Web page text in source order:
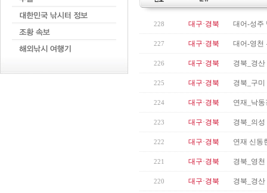
228 대구·경북 대어-성주
227 대구·경북 대어-영천
226 대구·경북 경북_경
225 대구·경북 경북_구
224 대구·경북 연재_낙
223 대구·경북 경북_의
222 대구·경북 연재 신동
221 대구·경북 경북_영
220 대구·경북 경북_경